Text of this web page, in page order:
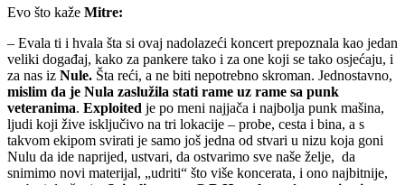
Evo što kaže Mitre:
– Evala ti i hvala šta si ovaj nadolazeći koncert prepoznala kao jedan
veliki događaj, kako za pankere tako i za one koji se tako osjećaju, i
za nas iz Nule. Šta reći, a ne biti nepotrebno skroman. Jednostavno,
mislim da je Nula zaslužila stati rame uz rame sa punk
veteranima. Exploited je po meni najjača i najbolja punk mašina,
ljudi koji žive isključivo na tri lokacije – probe, cesta i bina, a s
takvom ekipom svirati je samo još jedna od stvari u nizu koja goni
Nulu da ide naprijed, ustvari, da ostvarimo sve naše želje, da
snimimo novi materijal, „udriti“ što više koncerata, i ono najbitnije,